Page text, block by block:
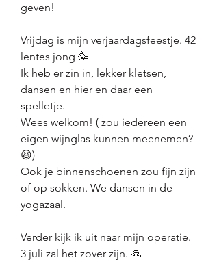
geven!
Vrijdag is mijn verjaardagsfeestje. 42
lentes jong 🥳
Ik heb er zin in, lekker kletsen,
dansen en hier en daar een
spelletje.
Wees welkom! ( zou iedereen een
eigen wijnglas kunnen meenemen?
😆)
Ook je binnenschoenen zou fijn zijn
of op sokken. We dansen in de
yogazaal.
Verder kijk ik uit naar mijn operatie.
3 juli zal het zover zijn. 🙏